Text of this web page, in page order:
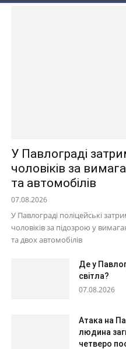
У Павлограді
чоловіків за
та автомобілів
07.08.2026
У Павлограді поліцейські
чоловіків за підозрою у
та двох автомобілів
Де у
світла?
07.08.2026
Атака на
людина
четверо